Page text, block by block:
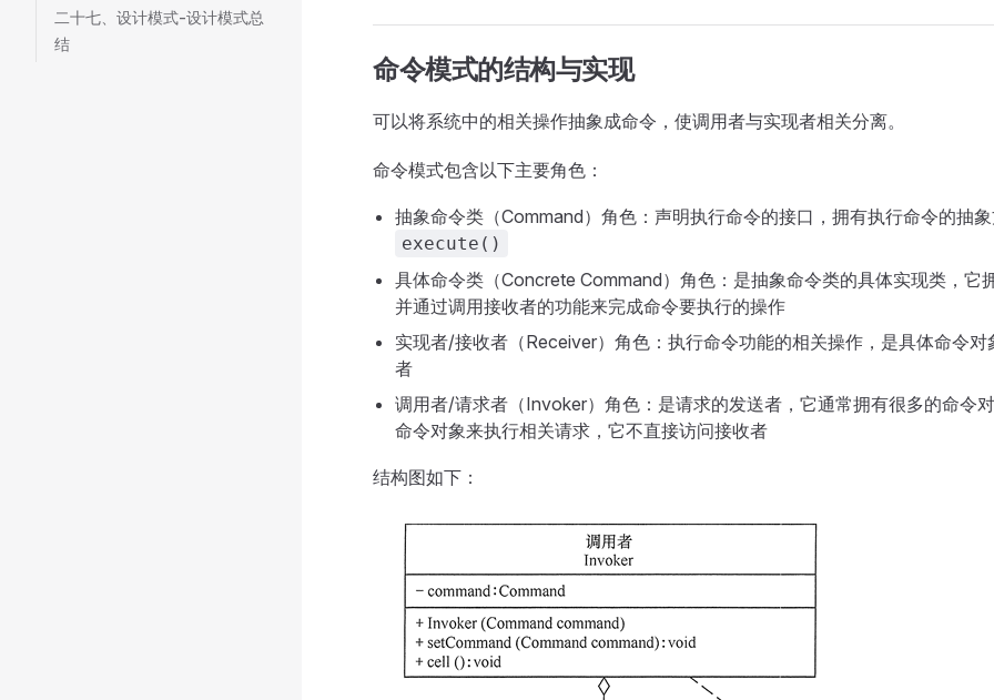
二十七、设计模式-设计模式总
结
命令模式的结构与实现
可以将系统中的相关操作抽象成命令，使调用者与实现者相关分离。
命令模式包含以下主要角色：
抽象命令类（Command）角色：声明执行命令的接口，拥有执行命令的抽
execute()
具体命令类（Concrete Command）角色：是抽象命令类的具体实现类，它
并通过调用接收者的功能来完成命令要执行的操作
实现者/接收者（Receiver）角色：执行命令功能的相关操作，是具体命令对
者
调用者/请求者（Invoker）角色：是请求的发送者，它通常拥有很多的命令
命令对象来执行相关请求，它不直接访问接收者
结构图如下：